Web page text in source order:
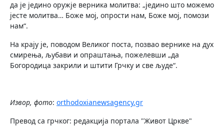
да је једино оружје верника молитва: „једино што можемо
јесте молитва… Боже мој, опрости нам, Боже мој, помози
нам“.
На крају је, поводом Великог поста, позвао вернике на дух
смирења, љубави и опраштања, пожелевши „да
Богородица закрили и штити Грчку и све људе“.
Извор, фото: orthodoxianewsagency.gr
Превод са грчког: редакција портала "Живот Цркве"